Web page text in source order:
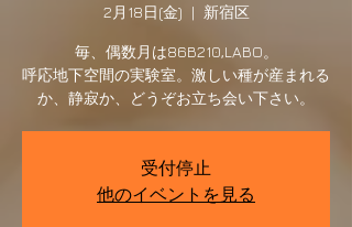
2月18日(金)
  |
新宿区
毎、偶数月は86B210,LABO。
呼応地下空間の実験室。激しい種が産まれる
受付停止
他のイベントを見る